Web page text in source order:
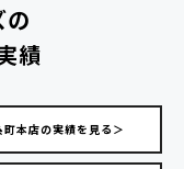
の
績
町本店の実績を見る＞